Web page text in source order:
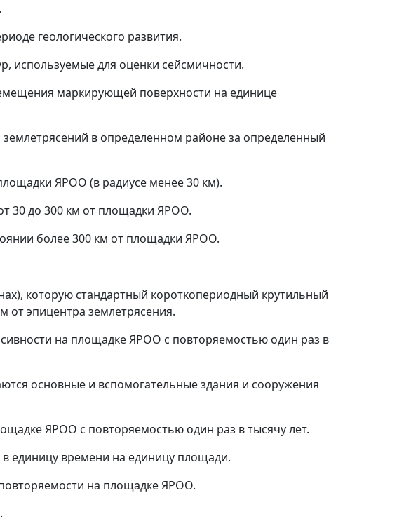
геологического развития.
используемые для оценки сейсмичности.
маркирующей поверхности на единице
в определенном районе за определенный
ЯРОО (в радиусе менее 30 км).
30 до 300 км от площадки ЯРОО.
более 300 км от площадки ЯРОО.
которую стандартный короткопериодный крутильный
от эпицентра землетрясения.
на площадке ЯРОО с повторяемостью один раз в
основные и вспомогательные здания и сооружения
ЯРОО с повторяемостью один раз в тысячу лет.
единицу времени на единицу площади.
на площадке ЯРОО.